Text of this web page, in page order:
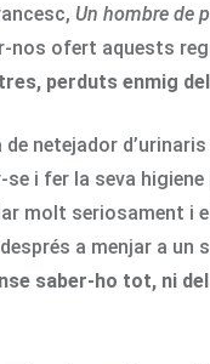
Un hombre de
ofert aquests
perduts enmig
netejador
i fer la seva
molt seriosament i
a menjar a
saber-ho tot, ni